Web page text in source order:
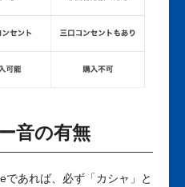
音の有無
あれば、必ず「カシャ」と